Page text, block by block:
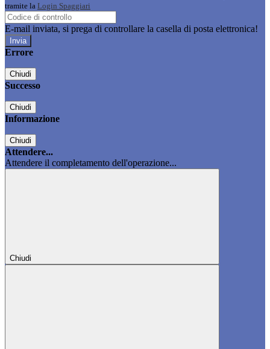
tramite la Login Spaggiari
E-mail inviata, si prega di controllare la casella di posta elettronica!
Errore
Chiudi
Successo
Chiudi
Informazione
Chiudi
Attendere...
Attendere il completamento dell'operazione...
Chiudi